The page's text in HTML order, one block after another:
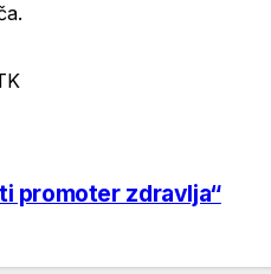
promoter zdravlja“